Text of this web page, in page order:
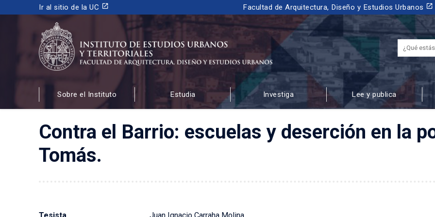
Ir al sitio de la UC launch Facultad de Arquitectura, Diseño y Estudios Urbanos launch
INSTITUTO DE ESTUDIOS URBANOS
Y TERRITORIALES
FACULTAD DE ARQUITECTURA, DISEÑO Y ESTUDIOS URBANOS
Sobre el Instituto Estudia Investiga Lee y publica
Contra el Barrio: escuelas y deserción en la
Tomás.